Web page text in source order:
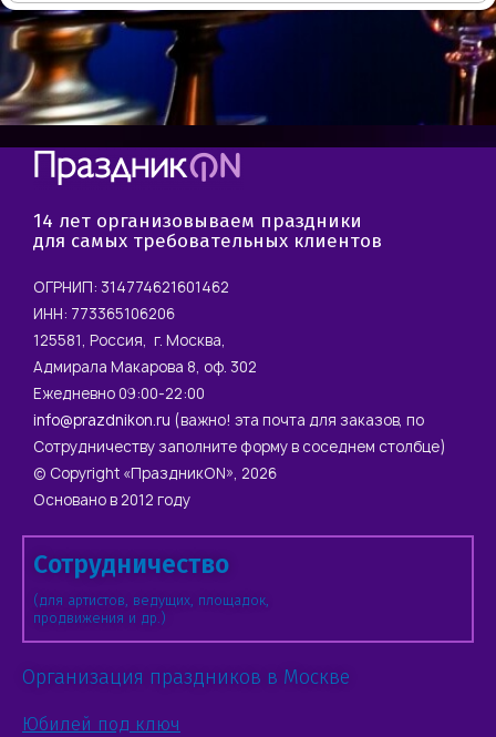
14 лет организовываем праздники
для самых требовательных клиентов
ОГРНИП: 314774621601462
ИНН: 773365106206
125581, Россия, г. Москва,
Адмирала Макарова 8, оф. 302
Ежедневно 09:00-22:00
info@prazdnikon.ru (важно! эта почта для заказов, по
Сотрудничеству заполните форму в соседнем столбце)
© Copyright «ПраздникON», 2026
Основано в 2012 году
Сотрудничество
(для артистов, ведущих, площадок,
продвижения и др.)
Организация праздников в Москве
Юбилей под ключ